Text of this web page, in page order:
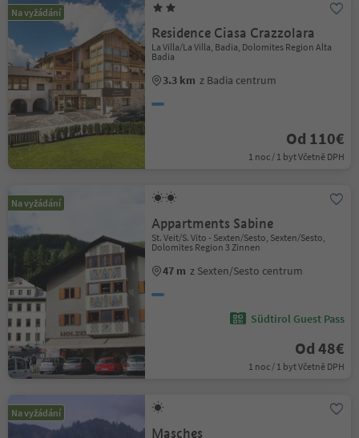
Na vyžádání
Residence Ciasa Crazzolara
La Villa/La Villa, Badia, Dolomites Region Alta
Badia
3.3 km z Badia centrum
Od 110€
1 noc / 1 byt Včetně DPH
Na vyžádání
Appartments Sabine
St. Veit/S. Vito - Sexten/Sesto, Sexten/Sesto,
Dolomites Region 3 Zinnen
47 m z Sexten/Sesto centrum
Südtirol Guest Pass
Od 48€
1 noc / 1 byt Včetně DPH
Na vyžádání
Masches